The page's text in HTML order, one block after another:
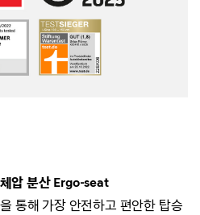
압 분산 Ergo-seat
통해 가장 안전하고 편안한 탑승